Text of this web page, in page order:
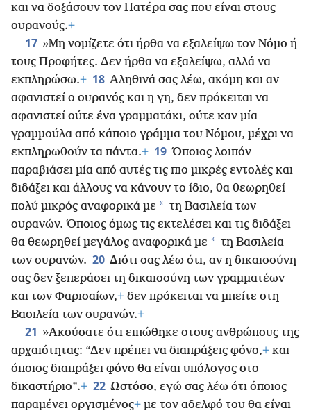
και να δοξάσουν τον Πατέρα σας που είναι στους
ουρανούς.+
17 »Μη νομίζετε ότι ήρθα να εξαλείψω τον Νόμο ή
τους Προφήτες. Δεν ήρθα να εξαλείψω, αλλά να
εκπληρώσω.+ 18 Αληθινά σας λέω, ακόμη και αν
αφανιστεί ο ουρανός και η γη, δεν πρόκειται να
αφανιστεί ούτε ένα γραμματάκι, ούτε καν μία
γραμμούλα από κάποιο γράμμα του Νόμου, μέχρι να
εκπληρωθούν τα πάντα.+ 19 Όποιος λοιπόν
παραβιάσει μία από αυτές τις πιο μικρές εντολές και
διδάξει και άλλους να κάνουν το ίδιο, θα θεωρηθεί
πολύ μικρός αναφορικά με * τη Βασιλεία των
ουρανών. Όποιος όμως τις εκτελέσει και τις διδάξει
θα θεωρηθεί μεγάλος αναφορικά με * τη Βασιλεία
των ουρανών. 20 Διότι σας λέω ότι, αν η δικαιοσύνη
σας δεν ξεπεράσει τη δικαιοσύνη των γραμματέων
και των Φαρισαίων,+ δεν πρόκειται να μπείτε στη
Βασιλεία των ουρανών.+
21 »Ακούσατε ότι ειπώθηκε στους ανθρώπους της
αρχαιότητας: “Δεν πρέπει να διαπράξεις φόνο,+ και
όποιος διαπράξει φόνο θα είναι υπόλογος στο
δικαστήριο”.+ 22 Ωστόσο, εγώ σας λέω ότι όποιος
παραμένει οργισμένος+ με τον αδελφό του θα είναι